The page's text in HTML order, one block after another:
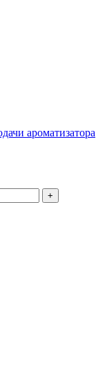
ароматизатора
+